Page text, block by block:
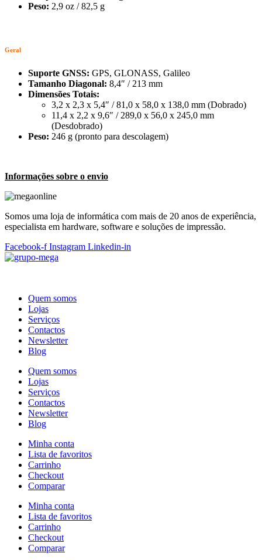
Peso: 2,9 oz / 82,5 g
Geral
Suporte GNSS: GPS, GLONASS, Galileo
Tamanho Diagonal: 8,4″ / 213 mm
Dimensões Totais:
3,2 x 2,3 x 5,4″ / 81,0 x 58,0 x 138,0 mm (Dobrado)
11,4 x 2,2 x 9,6″ / 289,0 x 56,0 x 245,0 mm
(Desdobrado)
Peso: 246 g (pronto para descolagem)
Informações sobre o envio
Somos uma loja de informática com mais de 20 anos de experiência,
especialista em hardware, software e soluções de impressão.
Facebook-f Instagram Linkedin-in
Quem somos
Lojas
Serviços
Contactos
Newsletter
Blog
Quem somos
Lojas
Serviços
Contactos
Newsletter
Blog
Minha conta
Lista de favoritos
Carrinho
Checkout
Comparar
Minha conta
Lista de favoritos
Carrinho
Checkout
Comparar